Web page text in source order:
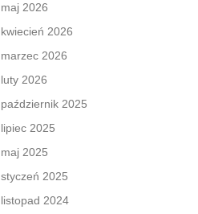
maj 2026
kwiecień 2026
marzec 2026
luty 2026
październik 2025
lipiec 2025
maj 2025
styczeń 2025
listopad 2024